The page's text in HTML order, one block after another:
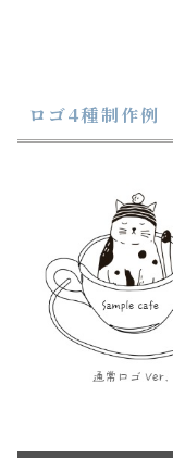
ロゴ4種制作例